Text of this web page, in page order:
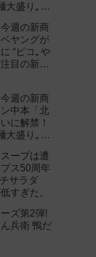
大盛り„ シ
週の新商
ヤングが
“ピコ„ や
目の新作
週の新商
中本「北
に解禁！
大盛り„ シ
ープは遭
ス50周年
サラダ
すぎた。
ズ第2弾!
兵衛 鴨だ